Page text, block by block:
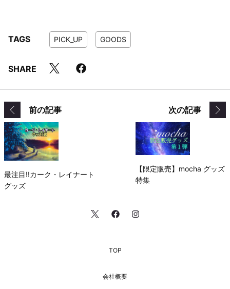
TAGS PICK_UP GOODS
SHARE
前の記事
最注目!!カーク・レイナート
グッズ
次の記事
【限定販売】mocha グッズ
特集
TOP
会社概要